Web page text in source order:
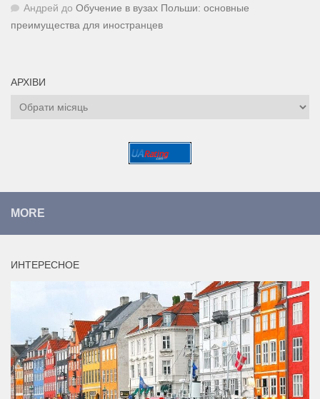
Андрей до Обучение в вузах Польши: основные
преимущества для иностранцев
АРХІВИ
Архіви
MORE
ИНТЕРЕСНОЕ